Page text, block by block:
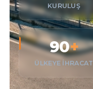
KURULUŞ
90+
ÜLKEYE IHRACAT